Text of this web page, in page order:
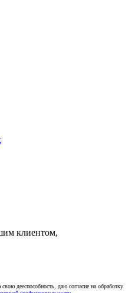
клиентом,
дееспособность, даю согласие на обработку